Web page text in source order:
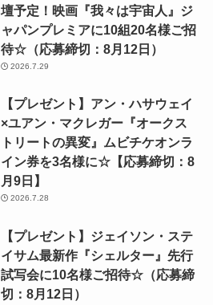
壇予定！映画『我々は宇宙人』ジ
ャパンプレミアに10組20名様ご招
待☆（応募締切：8月12日）
2026.7.29
【プレゼント】アン・ハサウェイ
×ユアン・マクレガー『オークス
トリートの異変』ムビチケオンラ
イン券を3名様に☆【応募締切：8
月9日】
2026.7.28
【プレゼント】ジェイソン・ステ
イサム最新作『シェルター』先行
試写会に10名様ご招待☆（応募締
切：8月12日）